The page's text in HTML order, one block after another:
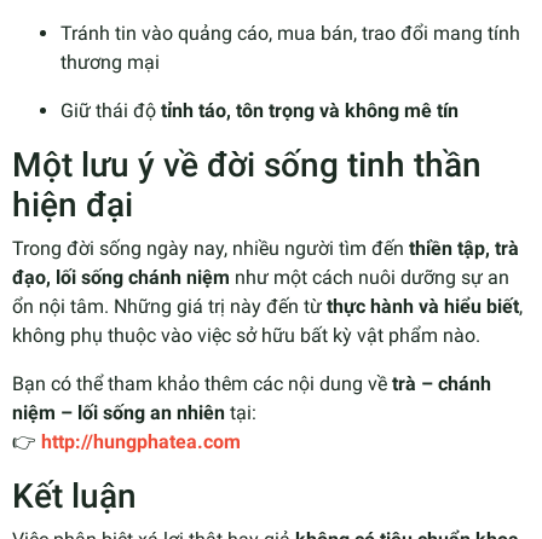
Tránh tin vào quảng cáo, mua bán, trao đổi mang tính
thương mại
Giữ thái độ tỉnh táo, tôn trọng và không mê tín
Một lưu ý về đời sống tinh thần
hiện đại
Trong đời sống ngày nay, nhiều người tìm đến thiền tập, trà
đạo, lối sống chánh niệm như một cách nuôi dưỡng sự an
ổn nội tâm. Những giá trị này đến từ thực hành và hiểu biết,
không phụ thuộc vào việc sở hữu bất kỳ vật phẩm nào.
Bạn có thể tham khảo thêm các nội dung về trà – chánh
niệm – lối sống an nhiên tại:
👉 http://hungphatea.com
Kết luận